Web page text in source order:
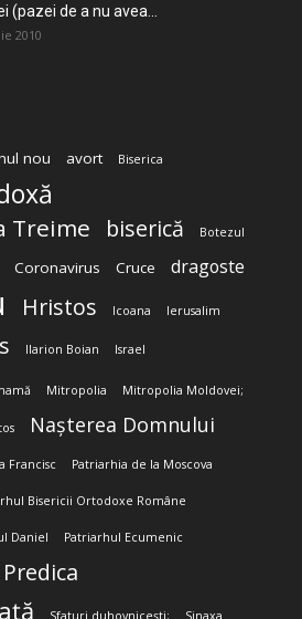
(pazei de a nu avea...
2010
nou avort Biserica
Treime biserică Botezul
Coronavirus Cruce dragoste
Hristos Icoana Ierusalim
Ilarion Boian Israel
Mitropolia Mitropolia Moldovei;
Nașterea Domnului
Francisc Patriarhia de la Moscova
Bisericii Ortodoxe Române
Daniel Patriarhul Ecumenic
Predica